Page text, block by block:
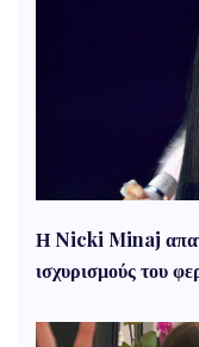
Η Nicki Minaj
ισχυρισμούς του